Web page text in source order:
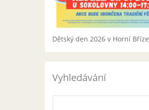
Dětský den 2026 v Horní Bříze
Vyhledávání